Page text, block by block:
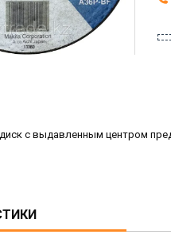
с выдавленным центром